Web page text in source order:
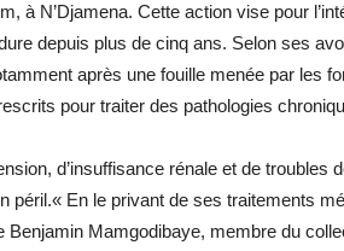
à N’Djamena. Cette action vise pour
depuis plus de cinq ans. Selon ses
après une fouille menée par les
pour traiter des pathologies
d’insuffisance rénale et de troubles
péril.« En le privant de ses traitements
Benjamin Mamgodibaye, membre du